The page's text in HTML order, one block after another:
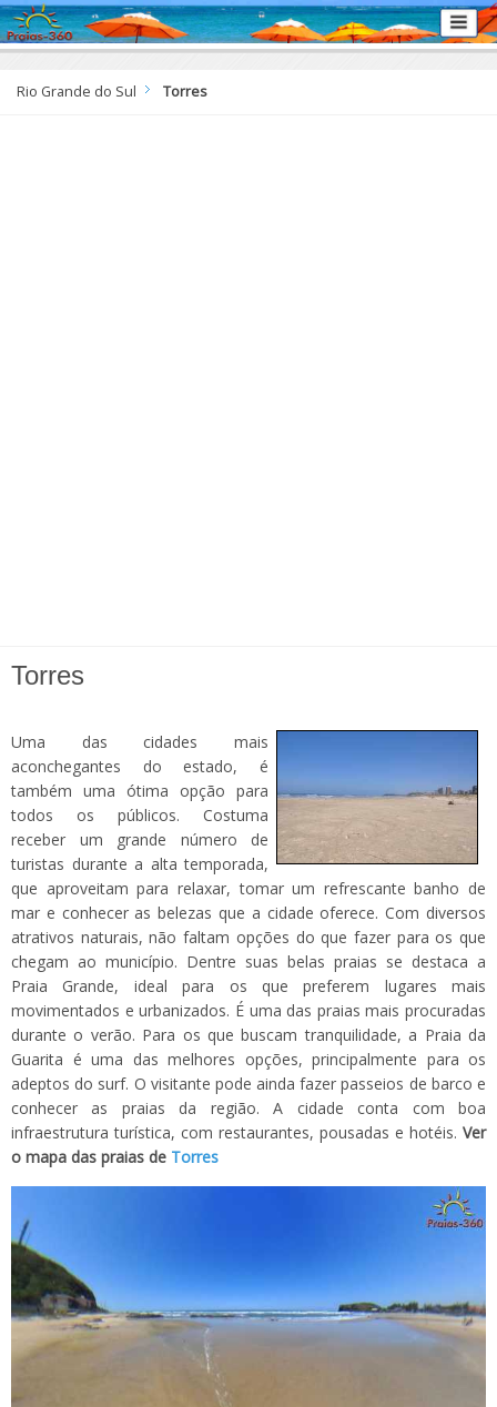
Rio Grande do Sul Torres
Torres
Uma das cidades mais
aconchegantes do estado, é
também uma ótima opção para
todos os públicos. Costuma
receber um grande número de
turistas durante a alta temporada,
que aproveitam para relaxar, tomar um refrescante banho de
mar e conhecer as belezas que a cidade oferece. Com diversos
atrativos naturais, não faltam opções do que fazer para os que
chegam ao município. Dentre suas belas praias se destaca a
Praia Grande, ideal para os que preferem lugares mais
movimentados e urbanizados. É uma das praias mais procuradas
durante o verão. Para os que buscam tranquilidade, a Praia da
Guarita é uma das melhores opções, principalmente para os
adeptos do surf. O visitante pode ainda fazer passeios de barco e
conhecer as praias da região. A cidade conta com boa
infraestrutura turística, com restaurantes, pousadas e hotéis. Ver
o mapa das praias de Torres